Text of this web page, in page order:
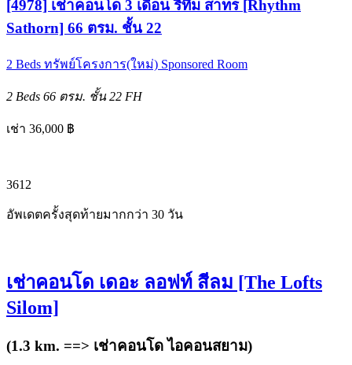
[4978] เช่าคอนโด 3 เดือน ริทึ่ม สาทร [Rhythm
Sathorn] 66 ตรม. ชั้น 22
2 Beds ทรัพย์โครงการ(ใหม่) Sponsored Room
2 Beds 66 ตรม. ชั้น 22 FH
เช่า 36,000 ฿
3612
อัพเดตครั้งสุดท้ายมากกว่า 30 วัน
เช่าคอนโด เดอะ ลอฟท์ สีลม [The Lofts
Silom]
(1.3 km. ==> เช่าคอนโด ไอคอนสยาม)